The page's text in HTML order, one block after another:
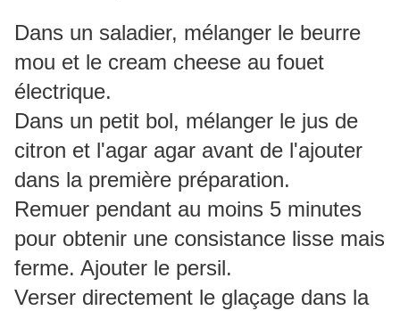
Dans un saladier, mélanger le beurre
mou et le cream cheese au fouet
électrique.
Dans un petit bol, mélanger le jus de
citron et l'agar agar avant de l'ajouter
dans la première préparation.
Remuer pendant au moins 5 minutes
pour obtenir une consistance lisse mais
ferme. Ajouter le persil.
Verser directement le glaçage dans la